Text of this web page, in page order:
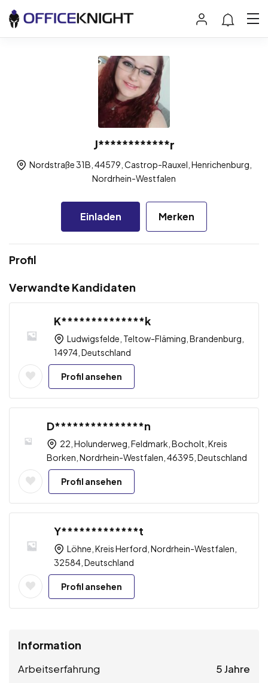
J************r
Nordstraße 31B, 44579, Castrop-Rauxel, Henrichenburg,
Nordrhein-Westfalen
Einladen Merken
Profil
Verwandte Kandidaten
K**************k
Ludwigsfelde, Teltow-Fläming, Brandenburg,
14974, Deutschland
Profil ansehen
D***************n
22, Holunderweg, Feldmark, Bocholt, Kreis
Borken, Nordrhein-Westfalen, 46395, Deutschland
Profil ansehen
Y*************t
Löhne, Kreis Herford, Nordrhein-Westfalen,
32584, Deutschland
Profil ansehen
Information
Arbeitserfahrung 5 Jahre